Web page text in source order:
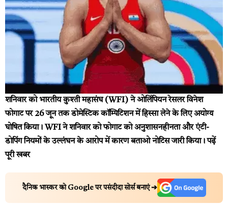
शनिवार को भारतीय कुश्ती महासंघ (WFI) ने ओलिंपियन रेसलर विनेश
फोगाट पर 26 जून तक डोमेस्टिक कॉम्पिटिशन में हिस्सा लेने के लिए अयोग्य
घोषित किया। WFI ने शनिवार को फोगाट को अनुशासनहीनता और एंटी-
डोपिंग नियमों के उल्लंघन के आरोप में कारण बताओ नोटिस जारी किया।पढ़ें
पूरी खबर
दैनिक भास्कर को Google पर पसंदीदा सोर्स बनाएं ➔